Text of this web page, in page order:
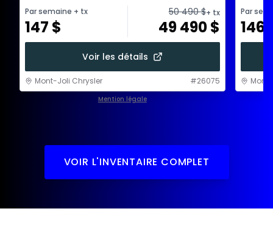
Par semaine + tx
147 $
50 490$+ tx
49 490$
Voir les détails
Mont-Joli Chrysler #26075
Mention légale
Par
146
VOIR L'INVENTAIRE COMPLET